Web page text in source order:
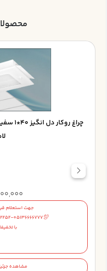
چراغ
جهت استعلام
05136666777
با
مشاهده